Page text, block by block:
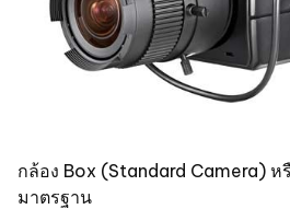
กล้อง Box (Standard Camera) ห
มาตรฐาน